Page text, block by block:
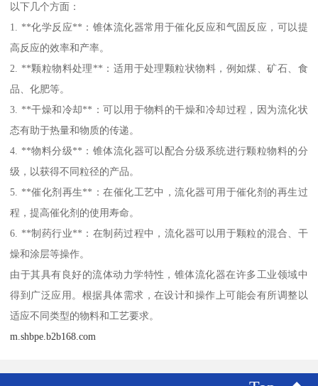
以下几个方面：
1. **化学反应**：锥体流化器常用于催化反应和气固反应，可以提
高反应的效率和产率。
2. **颗粒物料处理**：适用于处理颗粒状物料，例如煤、矿石、食
品、化肥等。
3. **干燥和冷却**：可以用于物料的干燥和冷却过程，因为流化状
态有助于热量和物质的传递。
4. **物料分级**：锥体流化器可以配合分级系统进行颗粒物料的分
级，以获得不同粒径的产品。
5. **催化剂再生**：在催化工艺中，流化器可用于催化剂的再生过
程，提高催化剂的使用寿命。
6. **制药行业**：在制药过程中，流化器可以用于颗粒的混合、干
燥和涂层等操作。
由于其具有良好的流体动力学特性，锥体流化器在许多工业领域中
得到广泛应用。根据具体需求，在设计和操作上可能会有所调整以
适应不同类型的物料和工艺要求。
m.shbpe.b2b168.com